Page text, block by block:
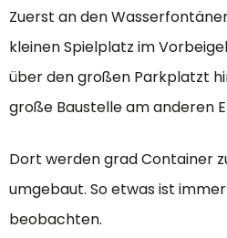
Zuerst an den
kleinen Spielplatz im
über den großen Parkplatzt
große Baustelle am anderen
Dort werden grad Container
umgebaut. So etwas ist
beobachten.